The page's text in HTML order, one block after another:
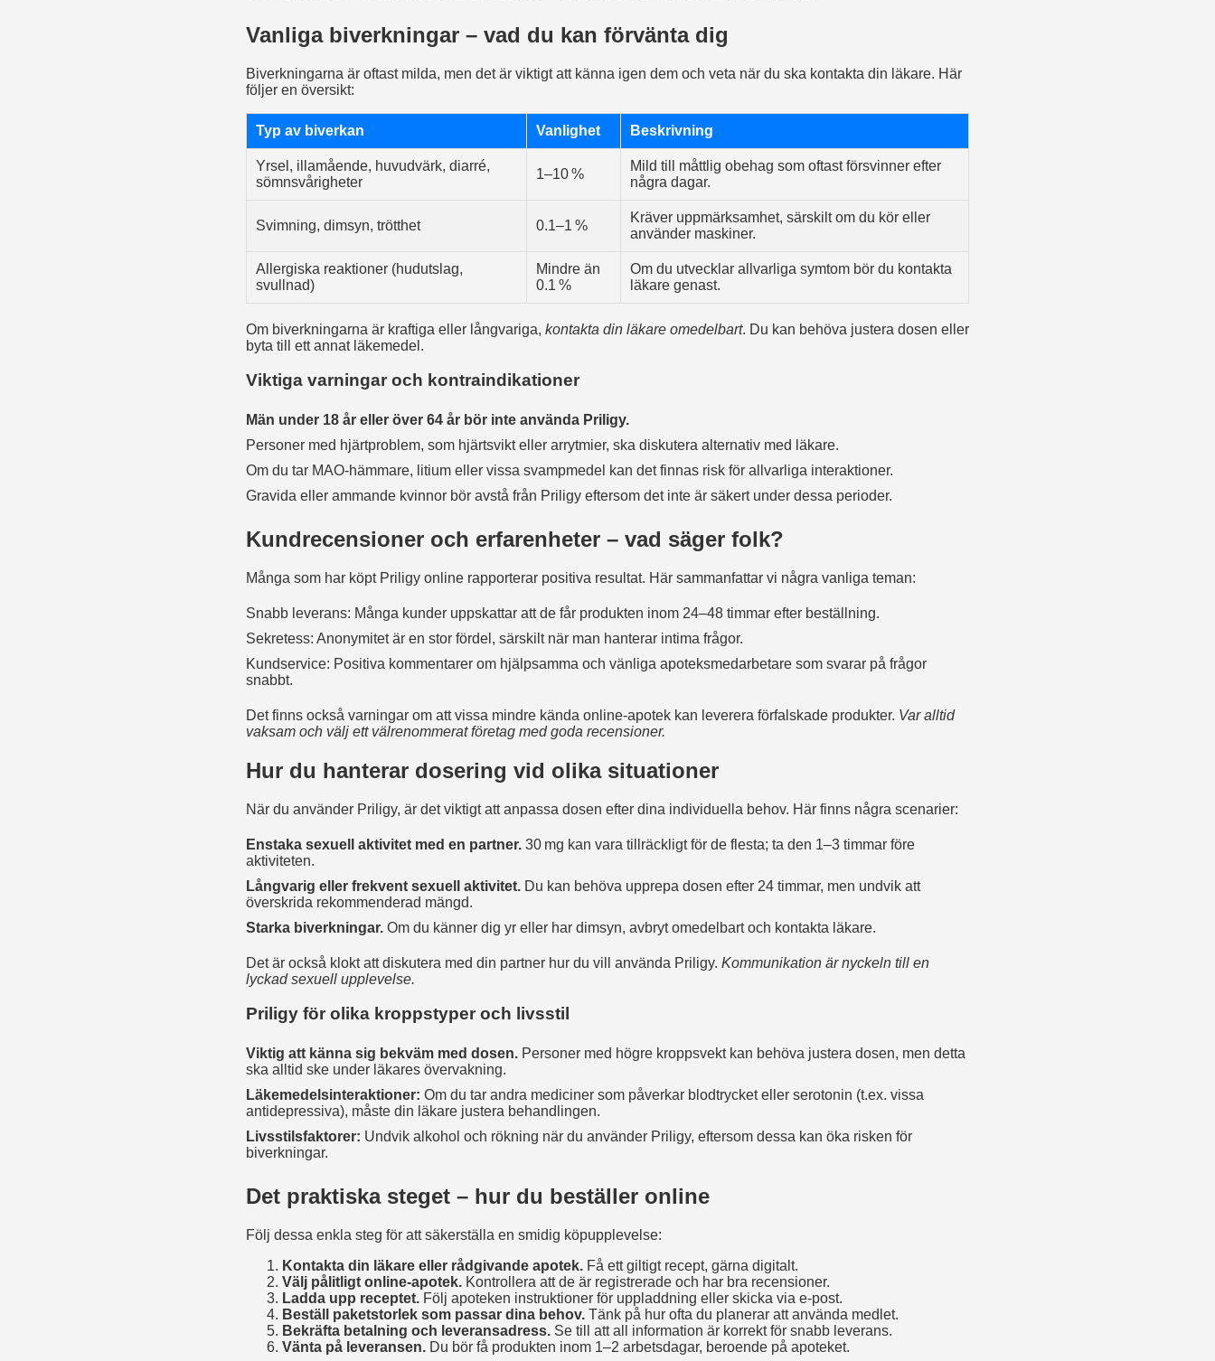
Vanliga biverkningar – vad du kan förvänta dig
Biverkningarna är oftast milda, men det är viktigt att känna igen dem och veta när du ska kontakta din läkare. Här
följer en översikt:
Typ av biverkan Vanlighet Beskrivning
Yrsel, illamående, huvudvärk, diarré,
sömnsvårigheter
1–10 %
Mild till måttlig obehag som oftast försvinner efter
några dagar.
Svimning, dimsyn, trötthet 0.1–1 %
Kräver uppmärksamhet, särskilt om du kör eller
använder maskiner.
Allergiska reaktioner (hudutslag,
svullnad)
Mindre än
0.1 %
Om du utvecklar allvarliga symtom bör du kontakta
läkare genast.
Om biverkningarna är kraftiga eller långvariga, kontakta din läkare omedelbart. Du kan behöva justera dosen eller
byta till ett annat läkemedel.
Viktiga varningar och kontraindikationer
Män under 18 år eller över 64 år bör inte använda Priligy.
Personer med hjärtproblem, som hjärtsvikt eller arrytmier, ska diskutera alternativ med läkare.
Om du tar MAO-hämmare, litium eller vissa svampmedel kan det finnas risk för allvarliga interaktioner.
Gravida eller ammande kvinnor bör avstå från Priligy eftersom det inte är säkert under dessa perioder.
Kundrecensioner och erfarenheter – vad säger folk?
Många som har köpt Priligy online rapporterar positiva resultat. Här sammanfattar vi några vanliga teman:
Snabb leverans: Många kunder uppskattar att de får produkten inom 24–48 timmar efter beställning.
Sekretess: Anonymitet är en stor fördel, särskilt när man hanterar intima frågor.
Kundservice: Positiva kommentarer om hjälpsamma och vänliga apoteksmedarbetare som svarar på frågor
snabbt.
Det finns också varningar om att vissa mindre kända online‑apotek kan leverera förfalskade produkter. Var alltid
vaksam och välj ett välrenommerat företag med goda recensioner.
Hur du hanterar dosering vid olika situationer
När du använder Priligy, är det viktigt att anpassa dosen efter dina individuella behov. Här finns några scenarier:
Enstaka sexuell aktivitet med en partner. 30 mg kan vara tillräckligt för de flesta; ta den 1–3 timmar före
aktiviteten.
Långvarig eller frekvent sexuell aktivitet. Du kan behöva upprepa dosen efter 24 timmar, men undvik att
överskrida rekommenderad mängd.
Starka biverkningar. Om du känner dig yr eller har dimsyn, avbryt omedelbart och kontakta läkare.
Det är också klokt att diskutera med din partner hur du vill använda Priligy. Kommunikation är nyckeln till en
lyckad sexuell upplevelse.
Priligy för olika kroppstyper och livsstil
Viktig att känna sig bekväm med dosen. Personer med högre kroppsvekt kan behöva justera dosen, men detta
ska alltid ske under läkares övervakning.
Läkemedelsinteraktioner: Om du tar andra mediciner som påverkar blodtrycket eller serotonin (t.ex. vissa
antidepressiva), måste din läkare justera behandlingen.
Livsstilsfaktorer: Undvik alkohol och rökning när du använder Priligy, eftersom dessa kan öka risken för
biverkningar.
Det praktiska steget – hur du beställer online
Följ dessa enkla steg för att säkerställa en smidig köpupplevelse:
Kontakta din läkare eller rådgivande apotek. Få ett giltigt recept, gärna digitalt.
Välj pålitligt online‑apotek. Kontrollera att de är registrerade och har bra recensioner.
Ladda upp receptet. Följ apoteken instruktioner för uppladdning eller skicka via e-post.
Beställ paketstorlek som passar dina behov. Tänk på hur ofta du planerar att använda medlet.
Bekräfta betalning och leveransadress. Se till att all information är korrekt för snabb leverans.
Vänta på leveransen. Du bör få produkten inom 1–2 arbetsdagar, beroende på apoteket.